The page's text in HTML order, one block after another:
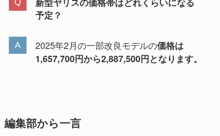
予定？
2025年2月の一部改良モデルの価格は
1,657,700円から2,887,500円となります。
編集部から一言